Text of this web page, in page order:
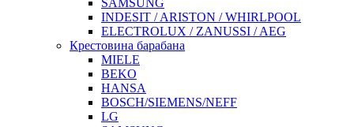
SAMSUNG
INDESIT / ARISTON / WHIRLPOOL
ELECTROLUX / ZANUSSI / AEG
Крестовина барабана
MIELE
BEKO
HANSA
BOSCH/SIEMENS/NEFF
LG